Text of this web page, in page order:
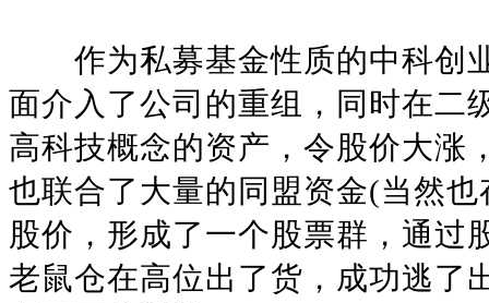
作为私募基金性质的中科创
面介入了公司的重组，同时在二
高科技概念的资产，令股价大涨
也联合了大量的同盟资金(当然
股价，形成了一个股票群，通过
老鼠仓在高位出了货，成功逃了